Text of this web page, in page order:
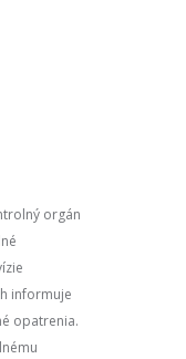
orgán
informuje
opatrenia.